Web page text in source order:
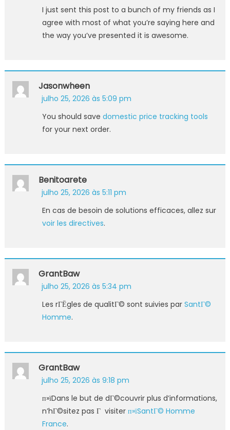
I just sent this post to a bunch of my friends as I
agree with most of what you’re saying here and
the way you’ve presented it is awesome.
Jasonwheen
julho 25, 2026 às 5:09 pm
You should save domestic price tracking tools
for your next order.
Benitoarete
julho 25, 2026 às 5:11 pm
En cas de besoin de solutions efficaces, allez sur
voir les directives.
GrantBaw
julho 25, 2026 às 5:34 pm
Les rГЁgles de qualitГ© sont suivies par SantГ©
Homme.
GrantBaw
julho 25, 2026 às 9:18 pm
п»їDans le but de dГ©couvrir plus d’informations,
n’hГ©sitez pas Г visiter п»їSantГ© Homme
France.